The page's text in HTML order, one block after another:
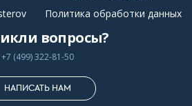
Политика обработки данных
вопросы?
+7 (499) 322-81-50
НАПИСАТЬ НАМ